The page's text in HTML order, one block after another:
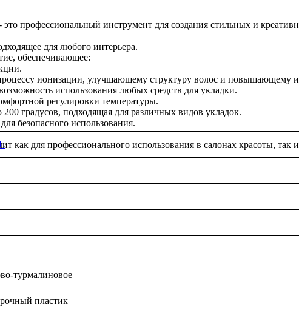
профессиональный инструмент для создания стильных и
для любого интерьера.
обеспечивающее:
ионизации, улучшающему структуру волос и повышающему
использования любых средств для укладки.
регулировки температуры.
градусов, подходящая для различных видов укладок.
безопасного использования.
как для профессионального использования в салонах красоты,
турмалиновое
пластик